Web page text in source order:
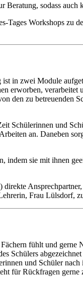
sodass
Tages Workshops zu
ist in zwei Module
verarbeitet
den zu betreuenden
Schülerinnen und
an. Daneben
sie mit ihnen
Frau Lülsdorf,
fühlt und
Schülers
und Schüler nach
für Rückfragen gerne